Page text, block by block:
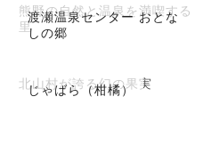
渡瀬温泉センター おとな
しの郷
熊野の自然と温泉を満喫する
里
じゃばら（柑橘）
北山村が誇る幻の果実